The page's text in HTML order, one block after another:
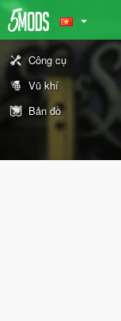
Công cụ
Vũ khí
Bản đồ